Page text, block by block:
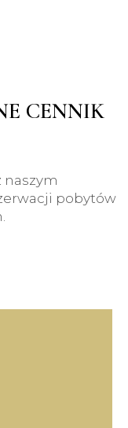
CENNIK
naszym
pobytów